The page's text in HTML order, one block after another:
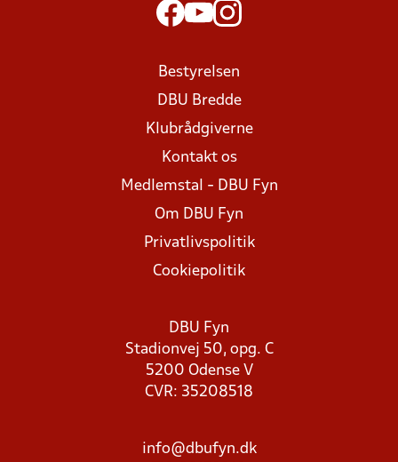
Bestyrelsen
DBU Bredde
Klubrådgiverne
Kontakt os
Medlemstal - DBU Fyn
Om DBU Fyn
Privatlivspolitik
Cookiepolitik
DBU Fyn
Stadionvej 50, opg. C
5200 Odense V
CVR: 35208518
info@dbufyn.dk